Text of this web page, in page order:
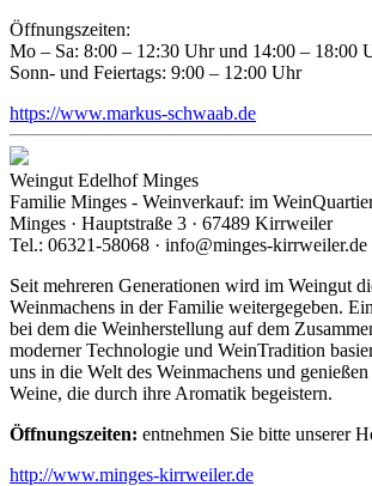
Öffnungszeiten:
Mo – Sa: 8:00 – 12:30 Uhr und 14:00 – 18:00
Sonn- und Feiertags: 9:00 – 12:00 Uhr
https://www.markus-schwaab.de
Weingut Edelhof Minges
Familie Minges - Weinverkauf: im
Minges · Hauptstraße 3 · 67489 Kirrweiler
Tel.: 06321-58068 · info@minges-kirrweiler.de
Seit mehreren Generationen wird im Weingut
Weinmachens in der Familie weitergegeben.
bei dem die Weinherstellung auf dem
moderner Technologie und WeinTradition
uns in die Welt des Weinmachens und
Weine, die durch ihre Aromatik begeistern.
Öffnungszeiten: entnehmen Sie bitte unserer
http://www.minges-kirrweiler.de